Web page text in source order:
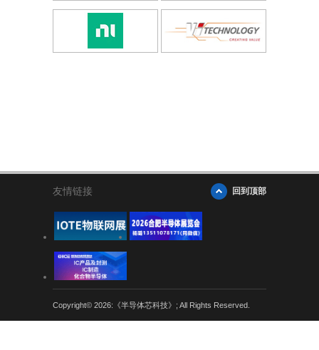
友情链接 回到顶部
Copyright© 2026:《半导体芯科技》; All Rights Reserved.